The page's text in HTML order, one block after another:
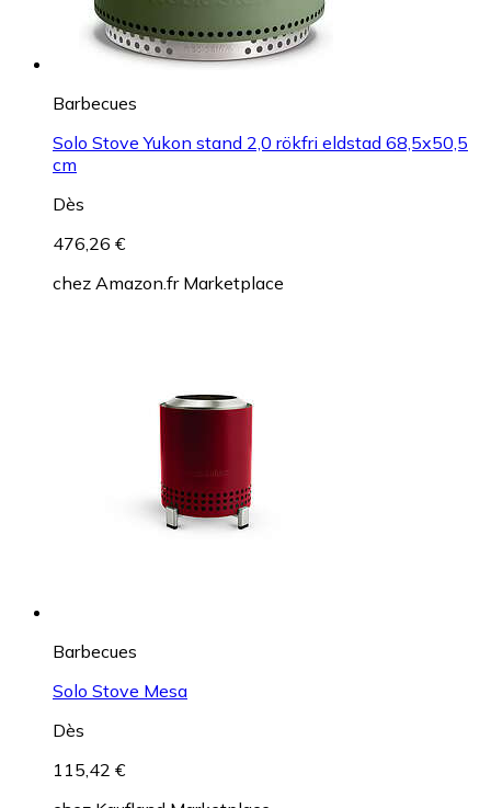
Barbecues
Solo Stove Yukon stand 2,0 rökfri eldstad 68,5x50,5
cm
Dès
476,26 €
chez Amazon.fr Marketplace
Barbecues
Solo Stove Mesa
Dès
115,42 €